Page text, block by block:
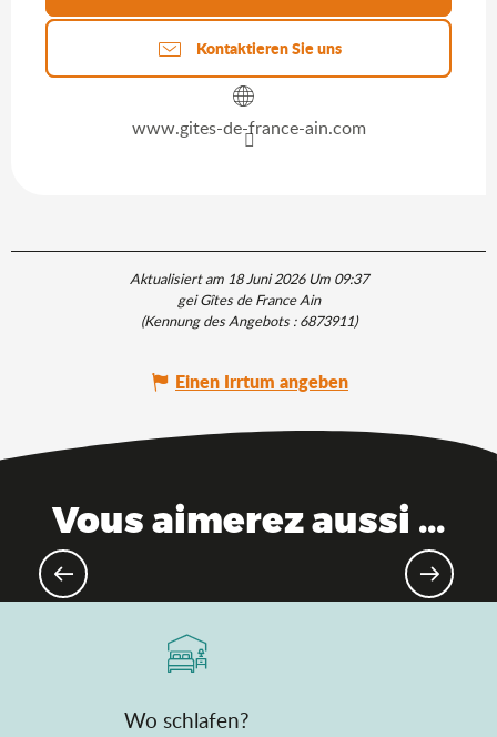
Kontaktieren Sie uns
www.gites-de-france-ain.com
Aktualisiert am 18 Juni 2026 Um 09:37
gei Gîtes de France Ain
(Kennung des Angebots :6873911)
Einen Irrtum angeben
Vous aimerez aussi ...
Montagne 4 saisons, die
Wo schlafen?